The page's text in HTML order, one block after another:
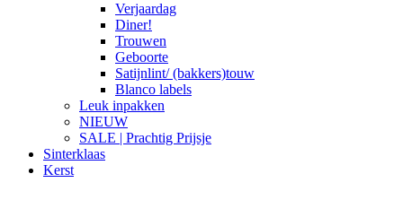
Verjaardag
Diner!
Trouwen
Geboorte
Satijnlint/ (bakkers)touw
Blanco labels
Leuk inpakken
NIEUW
SALE | Prachtig Prijsje
Sinterklaas
Kerst